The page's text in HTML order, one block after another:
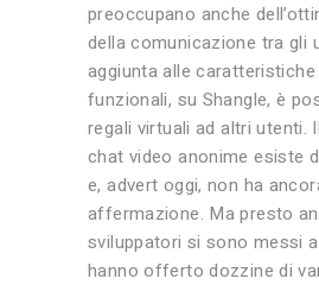
preoccupano anche
della comunicazione tra gli
aggiunta alle
funzionali, su Shangle, è
regali virtuali ad altri utenti.
chat video anonime esiste
e, advert oggi, non ha
affermazione. Ma presto
sviluppatori si sono messi
hanno offerto dozzine di